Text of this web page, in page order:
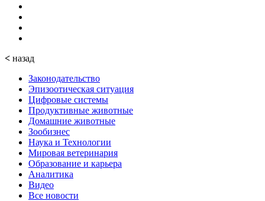
< назад
Законодательство
Эпизоотическая ситуация
Цифровые системы
Продуктивные животные
Домашние животные
Зообизнес
Наука и Технологии
Мировая ветеринария
Образование и карьера
Аналитика
Видео
Все новости